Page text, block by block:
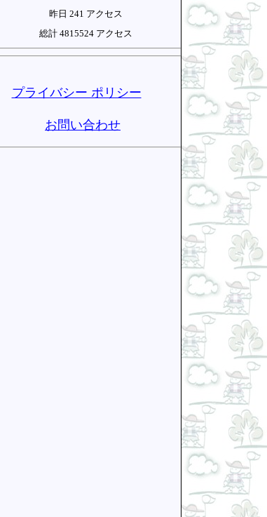
昨日 241 アクセス
総計 4815524 アクセス
プライバシー ポリシー
お問い合わせ